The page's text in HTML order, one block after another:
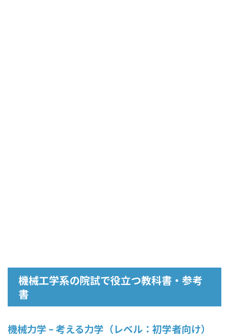
機械工学系の院試で役立つ教科書・参考
書
機械力学 – 考える力学（レベル：初学者向け）